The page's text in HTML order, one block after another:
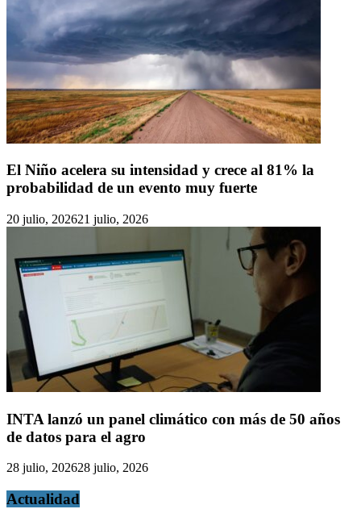
El Niño acelera su intensidad y crece al 81% la
probabilidad de un evento muy fuerte
20 julio, 202621 julio, 2026
INTA lanzó un panel climático con más de 50 años
de datos para el agro
28 julio, 202628 julio, 2026
Actualidad